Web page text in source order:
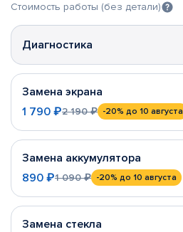
Стоимость работы (без детали)
Диагностика
Замена экрана
1 790 ₽2 190 ₽ -20% до 10 августа
Замена аккумулятора
890 ₽1 090 ₽ -20% до 10 августа
Замена стекла